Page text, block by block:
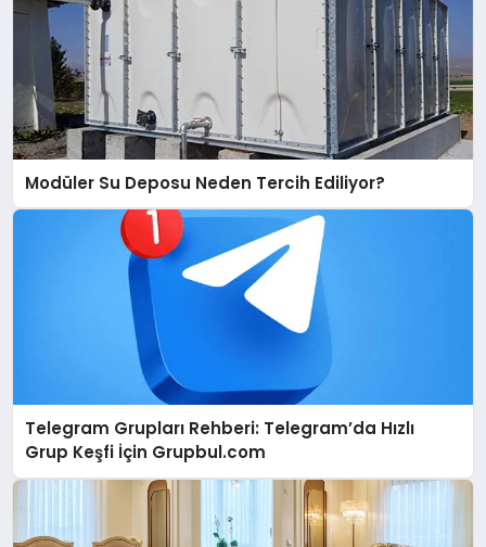
Modüler Su Deposu Neden Tercih Ediliyor?
Telegram Grupları Rehberi: Telegram’da Hızlı
Grup Keşfi İçin Grupbul.com